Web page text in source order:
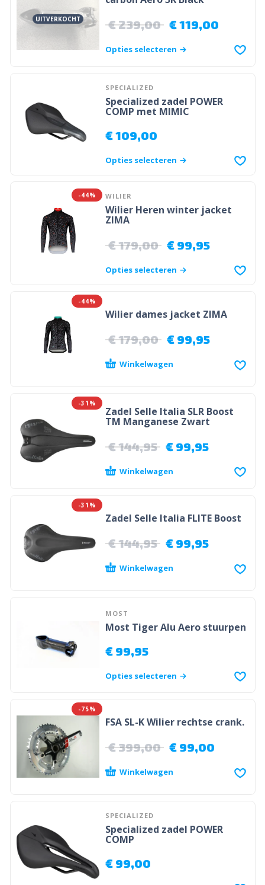
UITVERKOCHT €239,00 €119,00
Opties selecteren
SPECIALIZED
Specialized zadel POWER
COMP met MIMIC
€109,00
Opties selecteren
-44% WILIER
Wilier Heren winter jacket
ZIMA
€179,00 €99,95
Opties selecteren
-44%
Wilier dames jacket ZIMA
€179,00 €99,95
Winkelwagen
-31%
Zadel Selle Italia SLR Boost
TM Manganese Zwart
€144,95 €99,95
Winkelwagen
-31%
Zadel Selle Italia FLITE Boost
€144,95 €99,95
Winkelwagen
MOST
Most Tiger Alu Aero stuurpen
€99,95
Opties selecteren
-75%
FSA SL-K Wilier rechtse crank.
€399,00 €99,00
Winkelwagen
SPECIALIZED
Specialized zadel POWER
COMP
€99,00